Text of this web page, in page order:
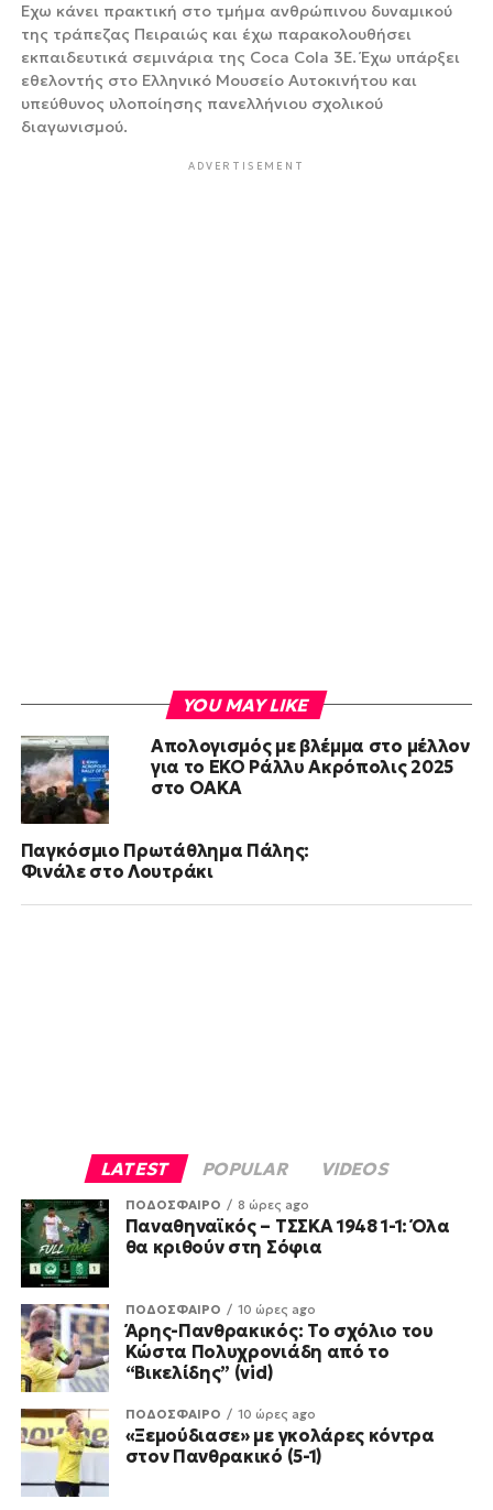
Έχω κάνει πρακτική στο τμήμα ανθρώπινου δυναμικού
της τράπεζας Πειραιώς και έχω παρακολουθήσει
εκπαιδευτικά σεμινάρια της Coca Cola 3Ε. Έχω υπάρξει
εθελοντής στο Ελληνικό Μουσείο Αυτοκινήτου και
υπεύθυνος υλοποίησης πανελλήνιου σχολικού
διαγωνισμού.
ADVERTISEMENT
YOU MAY LIKE
Απολογισμός με βλέμμα στο μέλλον
για το EKO Ράλλυ Ακρόπολις 2025
στο ΟΑΚΑ
Παγκόσμιο Πρωτάθλημα Πάλης:
Φινάλε στο Λουτράκι
LATEST POPULAR VIDEOS
ΠΟΔΟΣΦΑΙΡΟ 8 ώρες ago
Παναθηναϊκός – ΤΣΣΚΑ 1948 1-1: Όλα
θα κριθούν στη Σόφια
ΠΟΔΟΣΦΑΙΡΟ 10 ώρες ago
Άρης-Πανθρακικός: Το σχόλιο του
Κώστα Πολυχρονιάδη από το
“Βικελίδης” (vid)
ΠΟΔΟΣΦΑΙΡΟ 10 ώρες ago
«Ξεμούδιασε» με γκολάρες κόντρα
στον Πανθρακικό (5-1)